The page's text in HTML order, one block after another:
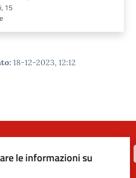
15
: 18-12-2023, 12:12
le informazioni su